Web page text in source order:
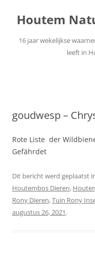
de
inhoud
Houtem
16 jaar wekelijkse
leeft in
goudwesp –
Rote Liste der
Gefährdet
Dit bericht werd geplaatst
Houtembos Dieren,
Rony Dieren,Tuin Rony
augustus 26, 2021.